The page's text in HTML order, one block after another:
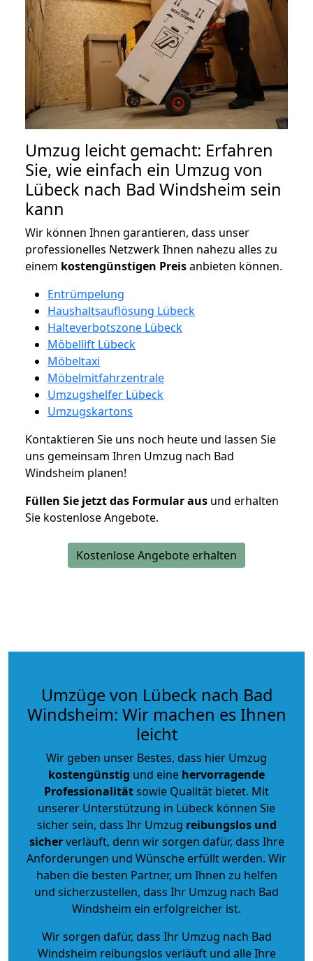
Umzug leicht gemacht: Erfahren
Sie, wie einfach ein Umzug von
Lübeck nach Bad Windsheim sein
kann
Wir können Ihnen garantieren, dass unser
professionelles Netzwerk Ihnen nahezu alles zu
einem kostengünstigen Preisanbieten können.
Entrümpelung
Haushaltsauflösung Lübeck
Halteverbotszone Lübeck
Möbellift Lübeck
Möbeltaxi
Möbelmitfahrzentrale
Umzugshelfer Lübeck
Umzugskartons
Kontaktieren Sie uns noch heute und lassen Sie
uns gemeinsam Ihren Umzug nach Bad
Windsheim planen!
Füllen Sie jetzt das Formular aus und erhalten
Sie kostenlose Angebote.
Kostenlose Angebote erhalten
Umzüge von Lübeck nach Bad
Windsheim: Wir machen es Ihnen
leicht
Wir geben unser Bestes, dass hier Umzug
kostengünstig und eine hervorragende
Professionalitätsowie Qualität bietet. Mit
unserer Unterstützung in Lübeck können Sie
sicher sein, dass Ihr Umzug reibungslos und
sicherverläuft, denn wir sorgen dafür, dass Ihre
Anforderungen und Wünsche erfüllt werden. Wir
haben die besten Partner, um Ihnen zu helfen
und sicherzustellen, dass Ihr Umzug nach Bad
Windsheim ein erfolgreicher ist.
Wir sorgen dafür, dass Ihr Umzug nach Bad
Windsheim reibungslos verläuft und alle Ihre